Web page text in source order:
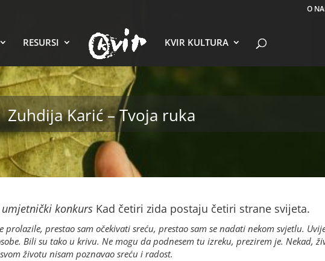
O
RESURSI KVIR KULTURA
Zuhdija Karić – Tvoja ruka
konkurs Kad četiri zida postaju četiri strane svijeta.
prolazile, prestao sam očekivati sreću, prestao sam se nadati nekom svjetlu.
Bili su tako u krivu. Ne mogu da podnesem tu izreku, prezirem je. Nekad,
životu nisam poznavao sreću i radost.